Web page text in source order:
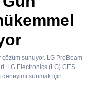
sunuyor. LG ProBeam
LG Electronics (LG) CES
deneyimi sunmak için